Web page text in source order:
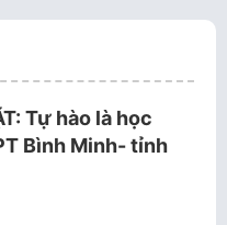
Tự hào là học
Bình Minh- tỉnh